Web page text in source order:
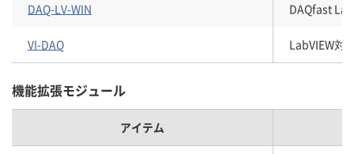
DAQ-LV-WIN DAQfast
VI-DAQ LabVIEW対
機能拡張モジュール
アイテム